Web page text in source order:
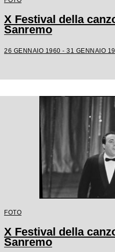
X Festival della
Sanremo
26 GENNAIO 1960 - 31 GENNAIO
FOTO
X Festival della
Sanremo